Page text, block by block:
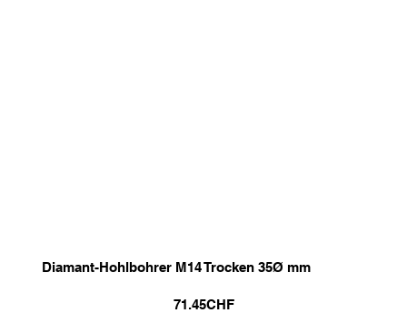
Diamant-Hohlbohrer M14 Trocken 35Ø mm
71.45CHF